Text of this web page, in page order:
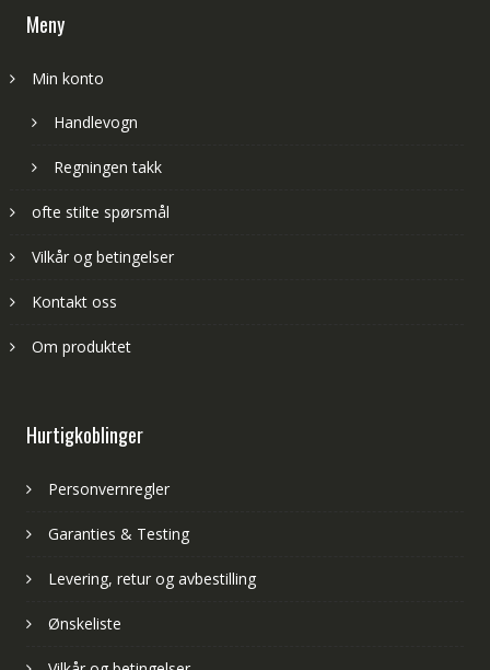
Meny
Min konto
Handlevogn
Regningen takk
ofte stilte spørsmål
Vilkår og betingelser
Kontakt oss
Om produktet
Hurtigkoblinger
Personvernregler
Garanties & Testing
Levering, retur og avbestilling
Ønskeliste